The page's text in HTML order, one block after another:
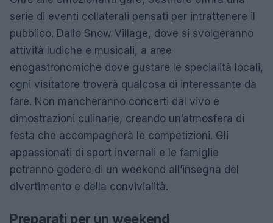
serie di eventi collaterali pensati per intrattenere il
pubblico. Dallo Snow Village, dove si svolgeranno
attività ludiche e musicali, a aree
enogastronomiche dove gustare le specialità locali,
ogni visitatore troverà qualcosa di interessante da
fare. Non mancheranno concerti dal vivo e
dimostrazioni culinarie, creando un’atmosfera di
festa che accompagnerà le competizioni. Gli
appassionati di sport invernali e le famiglie
potranno godere di un weekend all’insegna del
divertimento e della convivialità.
Preparati per un weekend